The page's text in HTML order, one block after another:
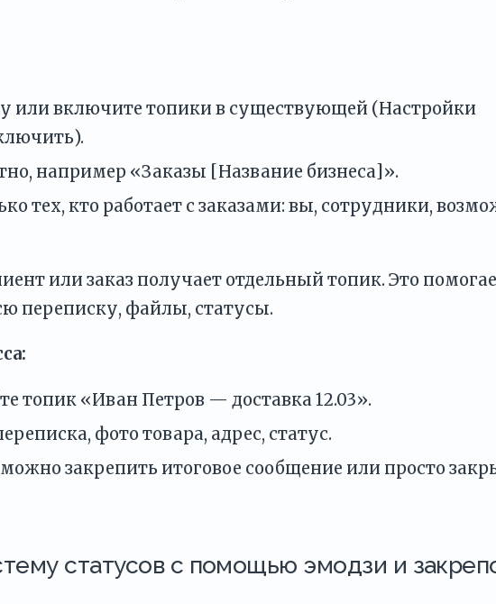
или включите топики в существующей (Настройки
например «Заказы [Название бизнеса]».
тех, кто работает с заказами: вы, сотрудники,
или заказ получает отдельный топик. Это
переписку, файлы, статусы.
топик «Иван Петров — доставка 12.03».
фото товара, адрес, статус.
закрепить итоговое сообщение или просто
статусов с помощью эмодзи и